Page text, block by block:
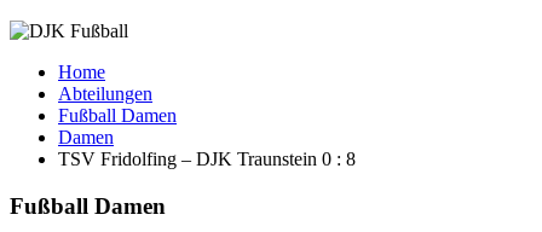
Home
Abteilungen
Fußball Damen
Damen
TSV Fridolfing – DJK Traunstein 0 : 8
Fußball Damen